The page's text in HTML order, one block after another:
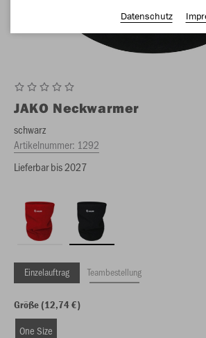
JAKO Neckwarmer
schwarz
Artikelnummer: 1292
Lieferbar bis 2027
Einzelauftrag Teambestellung
Größe (12,74 €)
One Size
Datenschutz